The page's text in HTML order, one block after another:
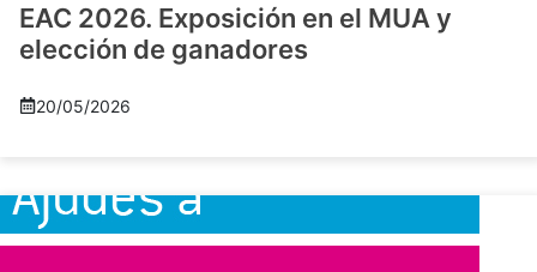
EAC 2026. Exposición en el MUA y
elección de ganadores
20/05/2026